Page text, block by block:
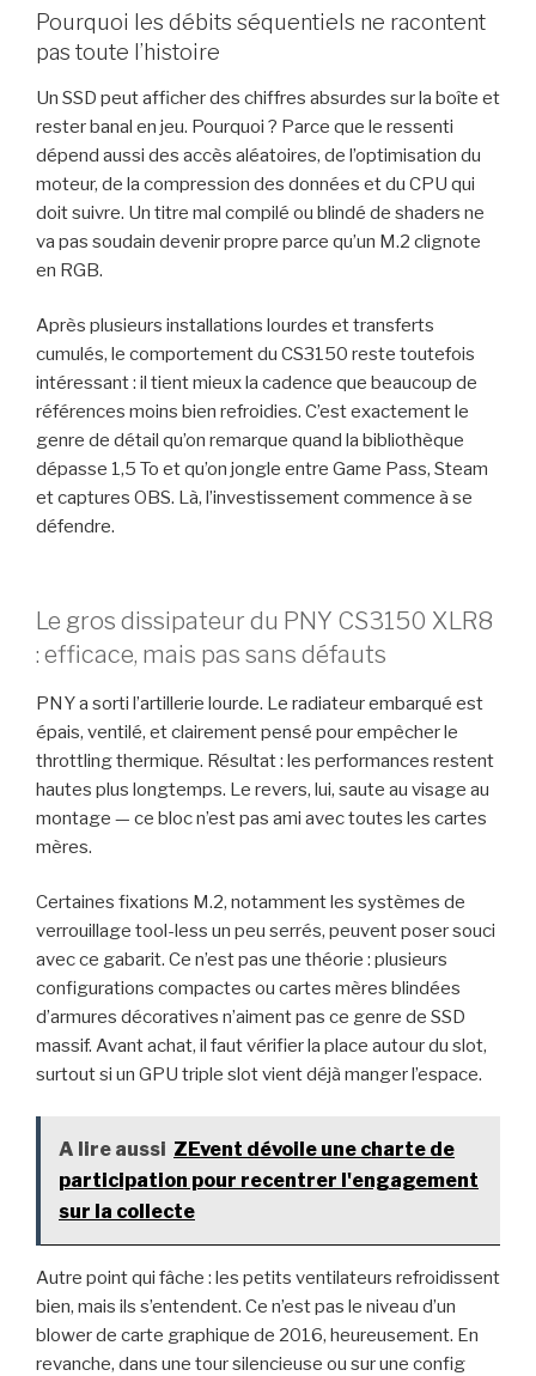
Pourquoi les débits séquentiels ne racontent
pas toute l’histoire
Un SSD peut afficher des chiffres absurdes sur la boîte et
rester banal en jeu. Pourquoi ? Parce que le ressenti
dépend aussi des accès aléatoires, de l’optimisation du
moteur, de la compression des données et du CPU qui
doit suivre. Un titre mal compilé ou blindé de shaders ne
va pas soudain devenir propre parce qu’un M.2 clignote
en RGB.
Après plusieurs installations lourdes et transferts
cumulés, le comportement du CS3150 reste toutefois
intéressant : il tient mieux la cadence que beaucoup de
références moins bien refroidies. C’est exactement le
genre de détail qu’on remarque quand la bibliothèque
dépasse 1,5 To et qu’on jongle entre Game Pass, Steam
et captures OBS. Là, l’investissement commence à se
défendre.
Le gros dissipateur du PNY CS3150 XLR8
: efficace, mais pas sans défauts
PNY a sorti l’artillerie lourde. Le radiateur embarqué est
épais, ventilé, et clairement pensé pour empêcher le
throttling thermique. Résultat : les performances restent
hautes plus longtemps. Le revers, lui, saute au visage au
montage — ce bloc n’est pas ami avec toutes les cartes
mères.
Certaines fixations M.2, notamment les systèmes de
verrouillage tool-less un peu serrés, peuvent poser souci
avec ce gabarit. Ce n’est pas une théorie : plusieurs
configurations compactes ou cartes mères blindées
d’armures décoratives n’aiment pas ce genre de SSD
massif. Avant achat, il faut vérifier la place autour du slot,
surtout si un GPU triple slot vient déjà manger l’espace.
A lire aussi ZEvent dévoile une charte de
participation pour recentrer l'engagement
sur la collecte
Autre point qui fâche : les petits ventilateurs refroidissent
bien, mais ils s’entendent. Ce n’est pas le niveau d’un
blower de carte graphique de 2016, heureusement. En
revanche, dans une tour silencieuse ou sur une config